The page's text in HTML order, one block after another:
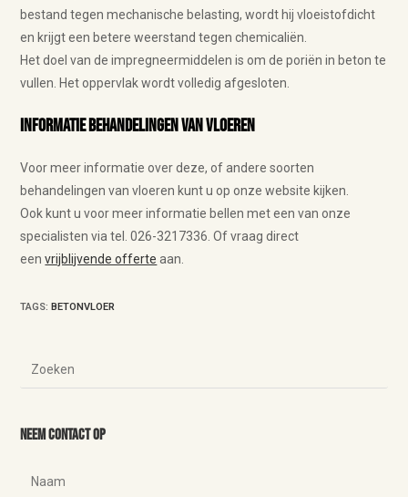
bestand tegen mechanische belasting, wordt hij vloeistofdicht
en krijgt een betere weerstand tegen chemicaliën.
Het doel van de impregneermiddelen is om de poriën in beton te
vullen. Het oppervlak wordt volledig afgesloten.
Informatie behandelingen van vloeren
Voor meer informatie over deze, of andere soorten
behandelingen van vloeren kunt u op onze website kijken.
Ook kunt u voor meer informatie bellen met een van onze
specialisten via tel. 026-3217336.Of vraag direct
eenvrijblijvende offerte aan.
TAGS:BETONVLOER
Neem contact op